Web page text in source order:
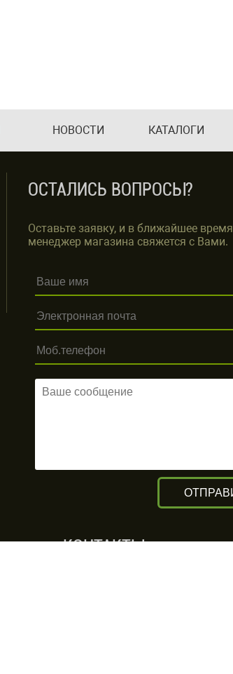
НОВОСТИ КАТАЛОГИ
ОСТАЛИСЬ ВОПРОСЫ?
Оставьте заявку, и в ближайшее время
менеджер магазина свяжется с Вами.
КОНТАКТЫ